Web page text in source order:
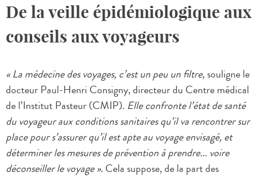
De la veille épidémiologique aux
conseils aux voyageurs
« La médecine des voyages, c’est un peu un filtre,souligne le
docteur Paul-Henri Consigny, directeur du Centre médical
de l’Institut Pasteur (CMIP). Elle confronte l’état de santé
du voyageur aux conditions sanitaires qu’il va rencontrer sur
place pour s’assurer qu’il est apte au voyage envisagé, et
déterminer les mesures de prévention à prendre... voire
déconseiller le voyage ».Cela suppose, de la part des